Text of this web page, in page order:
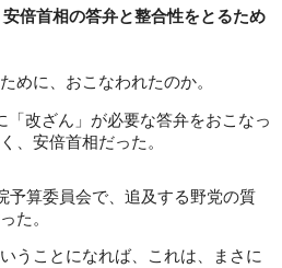
倍首相の答弁と整合性をとるため
めに、おこなわれたのか。
改ざん」が必要な答弁をおこなっ
、安倍首相だった。
算委員会で、追及する野党の質
た。
うことになれば、これは、まさに